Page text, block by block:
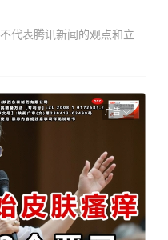
代表腾讯新闻的观点和立
广告